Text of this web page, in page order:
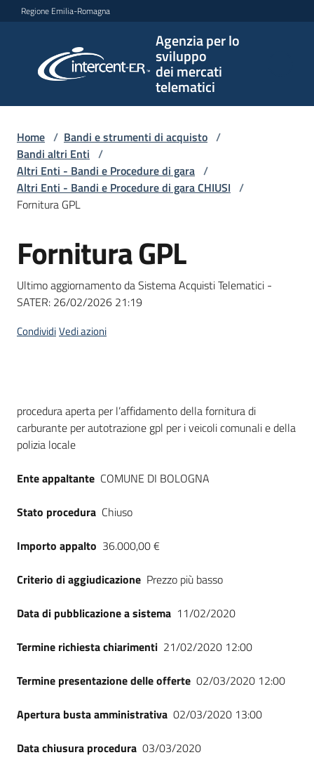
Vai al contenuto
Vai alla navigazione
Vai al footer
Regione Emilia-Romagna
Agenzia per lo
sviluppo
dei mercati
telematici
per lo
sviluppo
telematici
L'Agenzia
Bandi
strumenti
di
acquisto
Piattaforme
telematiche
site
Seguici
su
Home / Bandi e strumenti di acquisto /
Bandi altri Enti /
Altri Enti - Bandi e Procedure di gara /
Altri Enti - Bandi e Procedure di gara CHIUSI /
Fornitura GPL
Salta al contenuto
Fornitura GPL
Ultimo aggiornamento da Sistema Acquisti Telematici -
SATER: 26/02/2026 21:19
CondividiVedi azioni
Dati del bando
procedura aperta per l’affidamento della fornitura di
carburante per autotrazione gpl per i veicoli comunali e della
polizia locale
Ente appaltante COMUNE DI BOLOGNA
Stato procedura Chiuso
Importo appalto 36.000,00 €
Criterio di aggiudicazione Prezzo più basso
Data di pubblicazione a sistema 11/02/2020
Termine richiesta chiarimenti 21/02/2020 12:00
Termine presentazione delle offerte 02/03/2020 12:00
Apertura busta amministrativa 02/03/2020 13:00
Data chiusura procedura 03/03/2020